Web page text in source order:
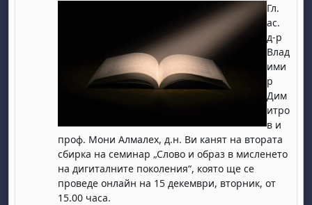
Гл.
ас.
д-р
Влад
ими
р
Дим
итро
в и
проф. Мони Алмалех, д.н. Ви канят на втората
сбирка на семинар „Слово и образ в мисленето
на дигиталните поколения“, която ще се
проведе онлайн на 15 декември, вторник, от
15.00 часа.